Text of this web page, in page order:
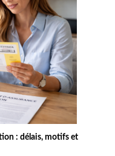
: délais, motifs et